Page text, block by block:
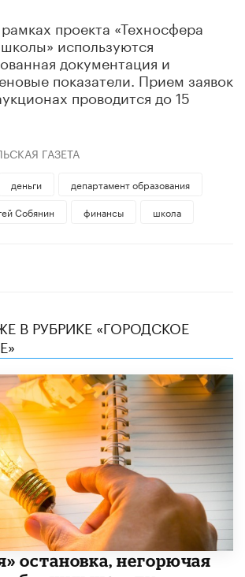
проекта «Техносфера
используются
документация и
показатели. Прием заявок
проводится до 15
ГАЗЕТА
деньги
департамент образования
Собянин финансы школа
В РУБРИКЕ «ГОРОДСКОЕ
остановка, негорючая